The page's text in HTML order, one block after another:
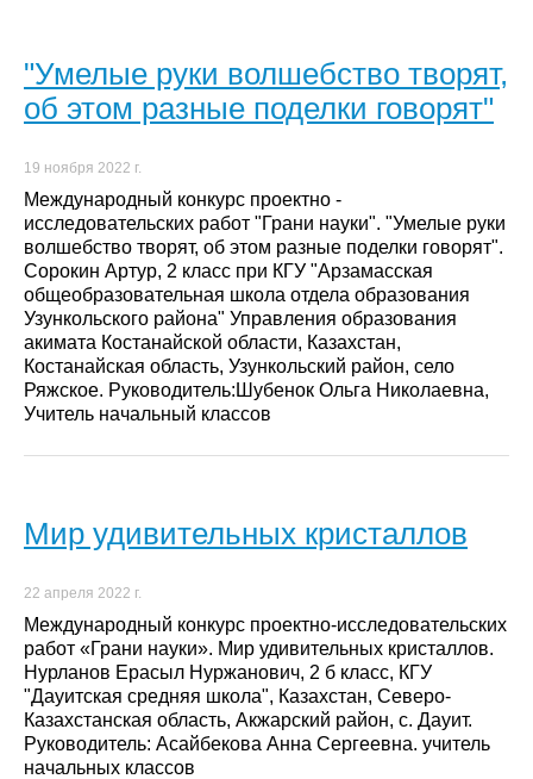
"Умелые руки волшебство творят,
об этом разные поделки говорят"
19 ноября 2022 г.
Международный конкурс проектно -
исследовательских работ "Грани науки". "Умелые руки
волшебство творят, об этом разные поделки говорят".
Сорокин Артур, 2 класс при КГУ "Арзамасская
общеобразовательная школа отдела образования
Узункольского района" Управления образования
акимата Костанайской области, Казахстан,
Костанайская область, Узункольский район, село
Ряжское. Руководитель:Шубенок Ольга Николаевна,
Учитель начальный классов
Мир удивительных кристаллов
22 апреля 2022 г.
Международный конкурс проектно-исследовательских
работ «Грани науки». Мир удивительных кристаллов.
Нурланов Ерасыл Нуржанович, 2 б класс, КГУ
"Дауитская средняя школа", Казахстан, Северо-
Казахстанская область, Акжарский район, с. Дауит.
Руководитель: Асайбекова Анна Сергеевна. учитель
начальных классов